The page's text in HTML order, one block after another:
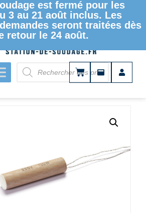
est fermé pour les
3 au 21 août inclus. Les
seront traitées dès
retour le 24 août.
/ ÉLÉMENT CHAUFFANT –